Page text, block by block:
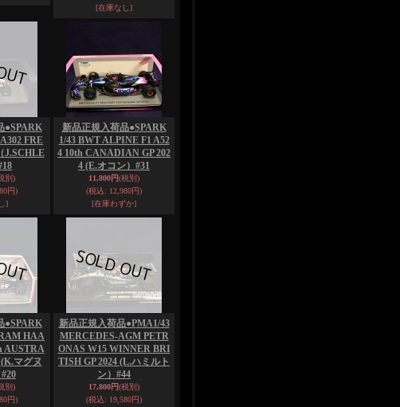
[在庫なし]
●SPARK
FRE
J.SCHLE
別)
円)
]
新品正規入荷品●SPARK
1/43 BWT ALPINE F1 A52
4 10th CANADIAN GP 202
4 (E.オコン）#31
11,800円(税別)
(税込: 12,980円)
[在庫わずか]
●SPARK
HAA
AUSTRA
マグヌ
別)
円)
新品正規入荷品●PMA1/43
MERCEDES-AGM PETR
ONAS W15 WINNER BRI
TISH GP 2024 (L.ハミルト
ン）#44
17,800円(税別)
(税込: 19,580円)